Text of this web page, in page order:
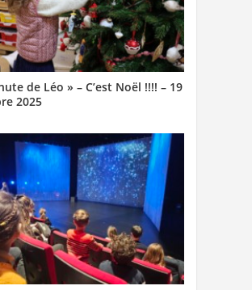
de Léo » – C’est Noël !!!! – 19
2025